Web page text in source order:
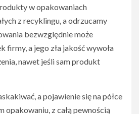
w opakowaniach
z recyklingu, a odrzucamy
bezwzględnie może
firmy, a jego zła jakość wywoła
nawet jeśli sam produkt
a pojawienie się na półce
opakowaniu, z całą pewnością